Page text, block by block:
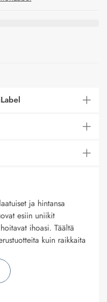
ja hintansa
esiin uniikit
ihoasi. Täältä
kuin raikkaita